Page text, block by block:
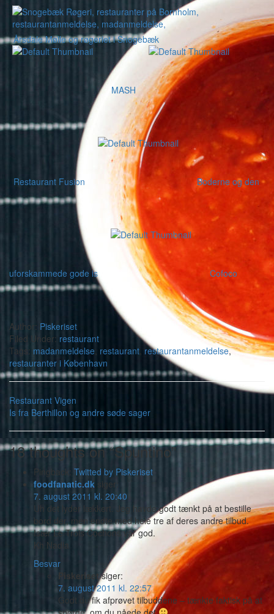
Årsdale Mølle og røgeriet i Snogebæk
MASH
Restaurant Fusion Boderne og den
uforskammede gode is Cofoco
Author: Piskeriset
Filed Under: restaurant
Tags: madanmeldelse, restaurant, restaurantanmeldelse,
restauranter i København
Restaurant Vigen
Is fra Berthillon og andre søde sager
18 thoughts on “Spuntino”
Pingback: Twitted by Piskeriset
foodfanatic.dk siger:
7. august 2011 kl. 20:40
Uh det lyder lækkert. Jeg havde godt tænkt på at bestille
bord der, men endte med hele tre af deres andre tilbud.
Især Le Trois Cochons var god.
Kh Nadia
Besvar
Piskeriset
siger:
7. august 2011 kl. 22:57
Godt du fik afprøvet tilbuddene – tænkte faktisk på at